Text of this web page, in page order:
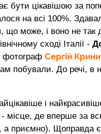
бути цікавішою за
на всі 100%.
що може, і воно не
сході Італії -
фотограф Сергій
побували. До речі, в
і
де вперше за
а приємно). Щоправда